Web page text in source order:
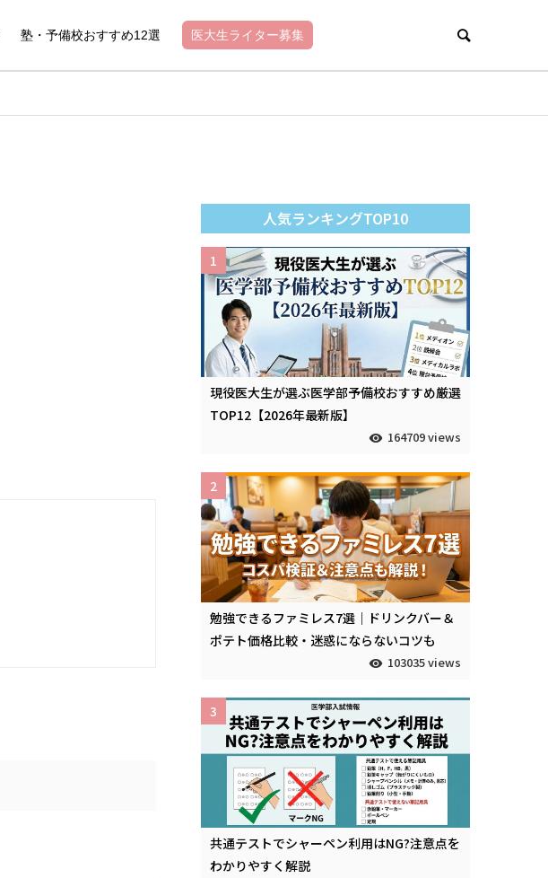
塾・予備校おすすめ12選 医大生ライター募集
人気ランキングTOP10
現役医大生が選ぶ医学部予備校おすすめ厳選
TOP12【2026年最新版】
164709 views
1
勉強できるファミレス7選｜ドリンクバー＆
ポテト価格比較・迷惑にならないコツも
103035 views
2
共通テストでシャーペン利用はNG?注意点を
わかりやすく解説
3